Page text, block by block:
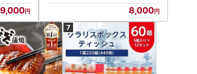
9,000 8,000